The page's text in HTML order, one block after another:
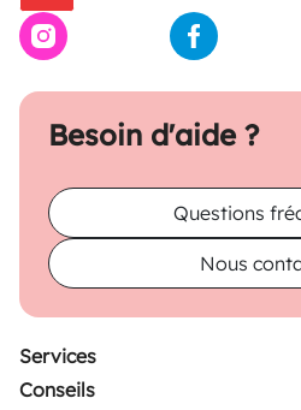
Besoin d'aide ?
Questions
Nous
Services
Conseils